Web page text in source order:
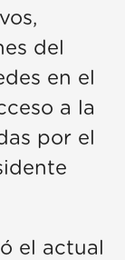
del
en el
a la
por el
el actual